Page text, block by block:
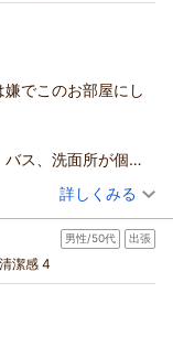
利用いただけるよ
、貴重なご意見を
充実を検討する際
が特に贅沢できた
とりまして何より
満足いただけるご
ともにより一層の
ひ当ホテルをご利
ち申し上げており
フをはじめ関係ス
安なのに美味しい
しく存じます。
、今後もご宿泊料
ビスの向上とより
だきます」とのお
うスタッフ一同努
ルをご利用くださ
げております。
て、
存じます。
ックを喜んでいた
イルを採用してお
お役に立てたよう
今後も丁寧な対応
でこのお部屋にし
ス、洗面所が個別
ちらで食べました。
をいただきました。
てくれるので美味
（投稿日：2026/07/23）
泊まろう－朝食付－
)
詳しくみる
男性/50代 出張
清潔感 4